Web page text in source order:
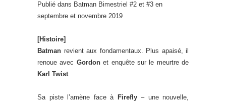
Publié dans Batman Bimestriel #2 et #3 en
septembre et novembre 2019
[Histoire]
Batman revient aux fondamentaux. Plus apaisé, il
renoue avec Gordonet enquête sur le meurtre de
Karl Twist.
Sa piste l’amène face à Firefly– une nouvelle,